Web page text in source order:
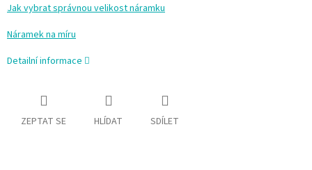
Jak vybrat správnou velikost náramku
Náramek na míru
Detailní informace
ZEPTAT SE HLÍDAT SDÍLET